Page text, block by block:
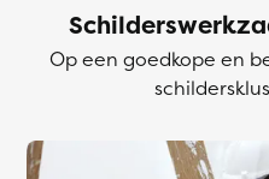
Op een goedkope en